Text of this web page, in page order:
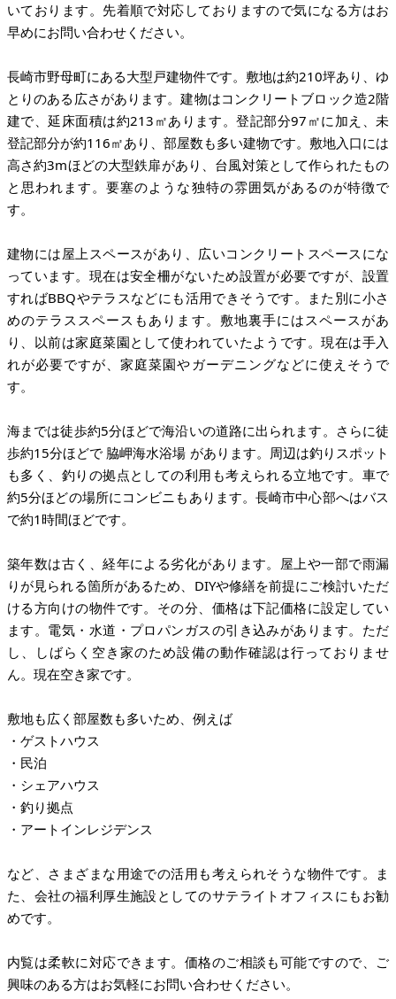
いております。先着順で対応しておりますので気になる方はお
早めにお問い合わせください。
長崎市野母町にある大型戸建物件です。敷地は約210坪あり、ゆ
とりのある広さがあります。建物はコンクリートブロック造2階
建で、延床面積は約213㎡あります。登記部分97㎡に加え、未
登記部分が約116㎡あり、部屋数も多い建物です。敷地入口には
高さ約3mほどの大型鉄扉があり、台風対策として作られたもの
と思われます。要塞のような独特の雰囲気があるのが特徴で
す。
建物には屋上スペースがあり、広いコンクリートスペースにな
っています。現在は安全柵がないため設置が必要ですが、設置
すればBBQやテラスなどにも活用できそうです。また別に小さ
めのテラススペースもあります。敷地裏手にはスペースがあ
り、以前は家庭菜園として使われていたようです。現在は手入
れが必要ですが、家庭菜園やガーデニングなどに使えそうで
す。
海までは徒歩約5分ほどで海沿いの道路に出られます。さらに徒
歩約15分ほどで 脇岬海水浴場 があります。周辺は釣りスポット
も多く、釣りの拠点としての利用も考えられる立地です。車で
約5分ほどの場所にコンビニもあります。長崎市中心部へはバス
で約1時間ほどです。
築年数は古く、経年による劣化があります。屋上や一部で雨漏
りが見られる箇所があるため、DIYや修繕を前提にご検討いただ
ける方向けの物件です。その分、価格は下記価格に設定してい
ます。電気・水道・プロパンガスの引き込みがあります。ただ
し、しばらく空き家のため設備の動作確認は行っておりませ
ん。現在空き家です。
敷地も広く部屋数も多いため、例えば
・ゲストハウス
・民泊
・シェアハウス
・釣り拠点
・アートインレジデンス
など、さまざまな用途での活用も考えられそうな物件です。ま
た、会社の福利厚生施設としてのサテライトオフィスにもお勧
めです。
内覧は柔軟に対応できます。価格のご相談も可能ですので、ご
興味のある方はお気軽にお問い合わせください。